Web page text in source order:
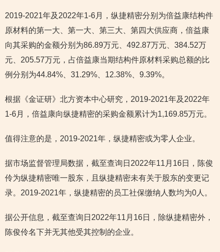
2019-2021年及2022年1-6月，纵捷精密分别为倍益康结构件
原材料的第一大、第一大、第三大、第四大供应商，倍益康
向其采购的金额分别为86.89万元、492.87万元、384.52万
元、205.57万元，占倍益康当期结构件原材料采购总额的比
例分别为44.84%、31.29%、12.38%、9.39%。
根据《金证研》北方资本中心研究，2019-2021年及2022年
1-6月，倍益康向纵捷精密的采购金额累计为1,169.85万元。
值得注意的是，2019-2021年，纵捷精密或为零人企业。
据市场监督管理局数据，截至查询日2022年11月16日，陈俊
伶为纵捷精密唯一股东，且纵捷精密未有关于股东的变更记
录。2019-2021年，纵捷精密的员工社保缴纳人数均为0人。
据公开信息，截至查询日2022年11月16日，除纵捷精密外，
陈俊伶名下并无其他受其控制的企业。